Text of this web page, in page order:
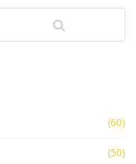
как
преимуществами.
может принести
(60)
(50)